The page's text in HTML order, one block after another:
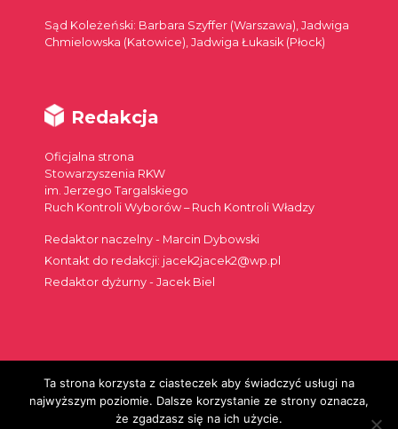
Sąd Koleżeński: Barbara Szyffer (Warszawa), Jadwiga
Chmielowska (Katowice), Jadwiga Łukasik (Płock)
Redakcja
Oficjalna strona
Stowarzyszenia RKW
im. Jerzego Targalskiego
Ruch Kontroli Wyborów – Ruch Kontroli Władzy
Redaktor naczelny - Marcin Dybowski
Kontakt do redakcji: jacek2jacek2@wp.pl
Redaktor dyżurny - Jacek Biel
Szukaj:
Ta strona korzysta z ciasteczek aby świadczyć usługi na
najwyższym poziomie. Dalsze korzystanie ze strony oznacza,
że zgadzasz się na ich użycie.